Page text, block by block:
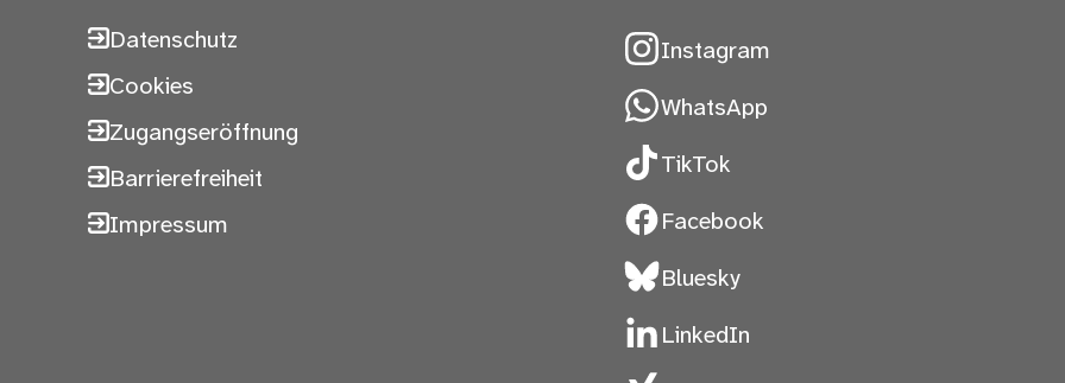
Datenschutz
Cookies
Zugangseröffnung
Barrierefreiheit
Impressum
Instagram
WhatsApp
TikTok
Facebook
Bluesky
LinkedIn